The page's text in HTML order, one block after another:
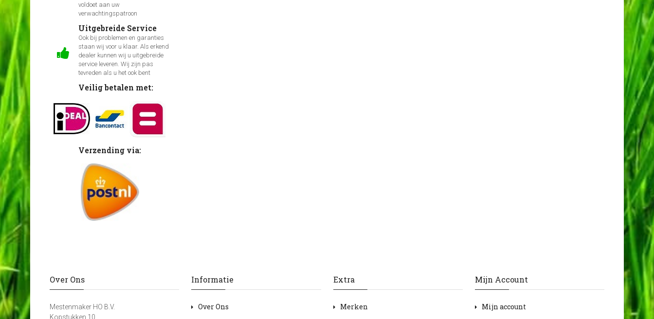
voldoet aan uw
verwachtingspatroon
Uitgebreide Service
Ook bij problemen en garanties
staan wij voor u klaar. Als erkend
dealer kunnen wij u uitgebreide
service leveren. Wij zijn pas
tevreden als u het ook bent
Veilig betalen met:
Verzending via:
Over Ons
Mestenmaker HO B.V.
Kopstukken 10
Informatie
Over Ons
Extra
Merken
Mijn Account
Mijn account